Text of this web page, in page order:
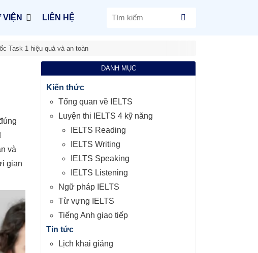
VIỆN LIÊN HỆ
Task 1 hiệu quả và an toàn
và
gian
DANH MỤC
Kiến thức
Tổng quan về IELTS
Luyện thi IELTS 4 kỹ năng
IELTS Reading
IELTS Writing
IELTS Speaking
IELTS Listening
Ngữ pháp IELTS
Từ vựng IELTS
Tiếng Anh giao tiếp
Tin tức
Lịch khai giảng